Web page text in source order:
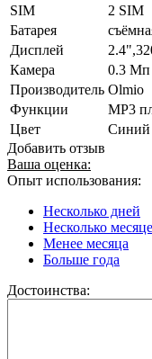
SIM
2 SIM
Батарея
Дисплей
Камера
0.3 Мп
Производитель Olmio
Функции
MP3
Цвет
Синий
Добавить отзыв
Ваша оценка:
Опыт использования:
Несколько дней
Несколько
Менее месяца
Больше года
Достоинства: